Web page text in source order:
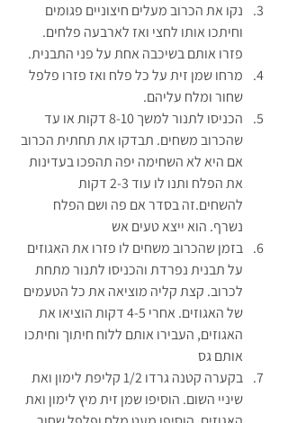
נקו את הכרוב מעלים חיצוניים פגומים
וחיתכו אותו לחצי ואז לארבעה פלחים.
פזרו אותם בשיכבה אחת על פני התבנית.
מרחו שמן זית על כל פלח ואז פזרו פלפל
שחור ומלח עליהם.
הכניסו לתנור למשך 8-10 דקות או עד
שהכרוב משחים. תבדקו את תחתית הכרוב
אם היא לא השחימה יפה תהפכו בעדינות
את הפלח ותנו לו עוד 2-3 דקות
להשחים.זה בסדר אם פה ושם הפלח
נשרף. הוא ייצא טעים אש
בזמן שהכרוב משחים לו פזרו את האגוזים
על תבנית נפרדת והכניסו לתנור מתחת
לכרוב. קצת קליה מוציאה את כל הטעמים
של האגוזים. אחרי 4-5 דקות הוציאו את
האגוזים, העבירו אותם ללוח חיתוך וחיתכו
אותם גס
בקערה קטנה גרדו 1/2 קליפת לימון ואת
שיניי השום. הוסיפו שמן זית מיץ לימון ואת